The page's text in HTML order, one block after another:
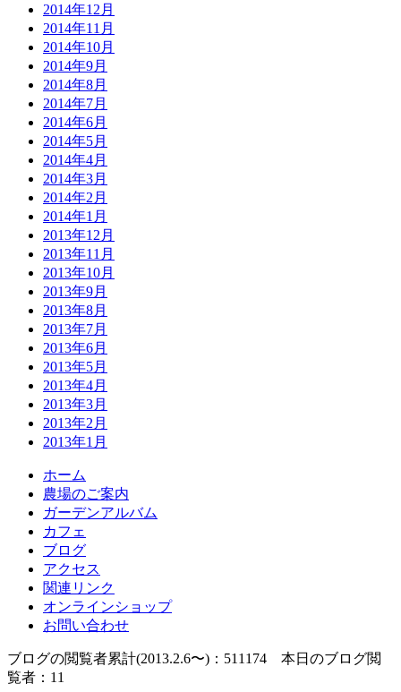
2014年12月
2014年11月
2014年10月
2014年9月
2014年8月
2014年7月
2014年6月
2014年5月
2014年4月
2014年3月
2014年2月
2014年1月
2013年12月
2013年11月
2013年10月
2013年9月
2013年8月
2013年7月
2013年6月
2013年5月
2013年4月
2013年3月
2013年2月
2013年1月
ホーム
農場のご案内
ガーデンアルバム
カフェ
ブログ
アクセス
関連リンク
オンラインショップ
お問い合わせ
ブログの閲覧者累計(2013.2.6〜)：511174 本日のブログ閲
覧者：11